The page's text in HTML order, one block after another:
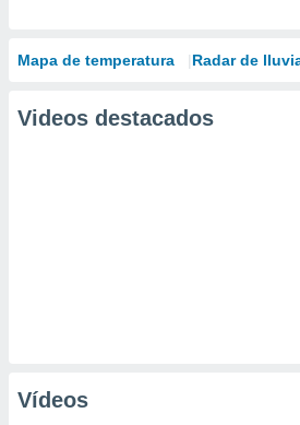
Mapa de temperatura Radar de
Videos destacados
Vídeos